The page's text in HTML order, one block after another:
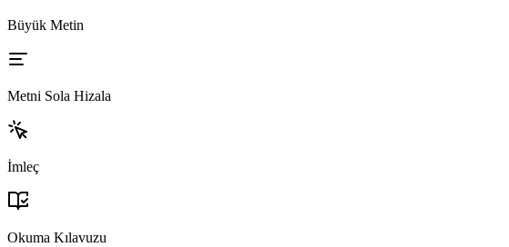
Büyük Metin
Metni Sola Hizala
İmleç
Okuma Kılavuzu